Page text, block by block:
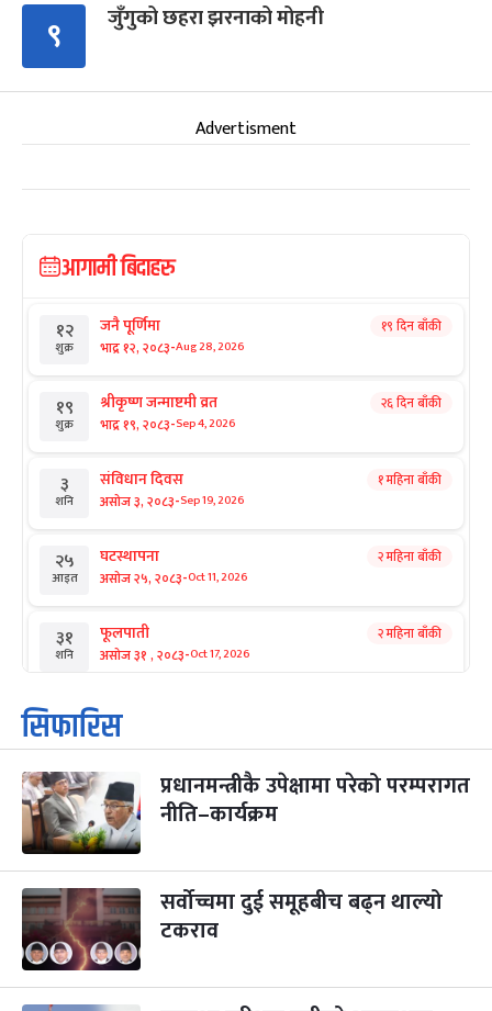
९ जुँगुको छहरा झरनाको मोहनी
Advertisment
आगामी बिदाहरु
१२
शुक्र
जनै पूर्णिमा
भाद्र १२, २०८३-Aug 28, 2026
१९ दिन बाँकी
१९
शुक्र
श्रीकृष्ण जन्माष्टमी व्रत
भाद्र १९, २०८३-Sep 4, 2026
२६ दिन बाँकी
३
शनि
संविधान दिवस
असोज ३, २०८३-Sep 19, 2026
१ महिना बाँकी
२५
आइत
घटस्थापना
असोज २५, २०८३-Oct 11, 2026
२ महिना बाँकी
३१
शनि
फूलपाती
असोज ३१ , २०८३-Oct 17, 2026
२ महिना बाँकी
१
आइत
कार्तिक सङ्क्रान्ति
कार्तिक १, २०८३
३
मंगल
महानवमी
कार्तिक ३, २०८३-Oct 20, 2026
२ महिना बाँकी
४
बुध कार्तिक ४, २०८३ -Oct 21, 2026
५
बिहि
पापा‌ङ्कुशा एकादशी व्रत
कार्तिक ५, २०८३
सिफारिस
प्रधानमन्त्रीकै उपेक्षामा परेको परम्परागत
नीति–कार्यक्रम
सर्वोच्चमा दुई समूहबीच बढ्न थाल्यो
टकराव